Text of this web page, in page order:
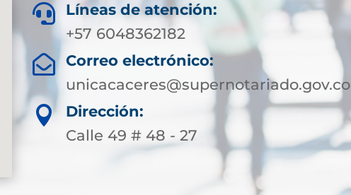

Líneas de atención:
+57 6048362182

Correo electrónico:
unicacaceres@supernotariado.gov.co

Dirección:
Calle 49 # 48 - 27